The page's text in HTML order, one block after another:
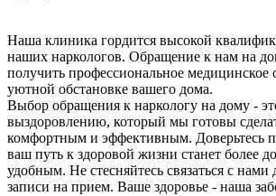
Наша клиника гордится высокой
наших наркологов. Обращение к нам на
получить профессиональное медицинское
уютной обстановке вашего дома.
Выбор обращения к наркологу на дому -
выздоровлению, который мы готовы
комфортным и эффективным. Доверьтесь
ваш путь к здоровой жизни станет более
удобным. Не стесняйтесь связаться с нами
записи на прием. Ваше здоровье - наша